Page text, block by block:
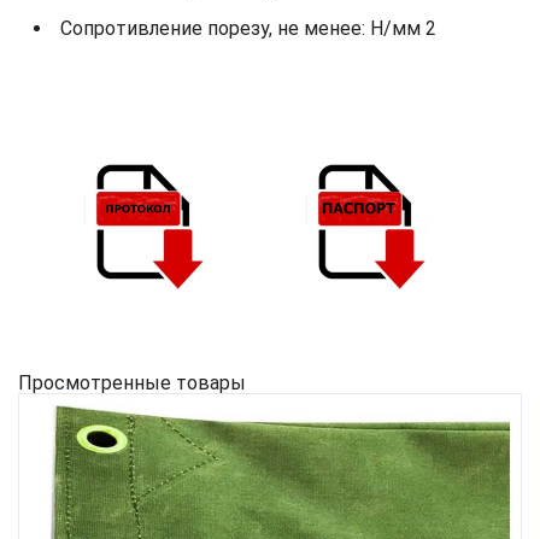
Сопротивление порезу, не менее: Н/мм 2
Просмотренные товары